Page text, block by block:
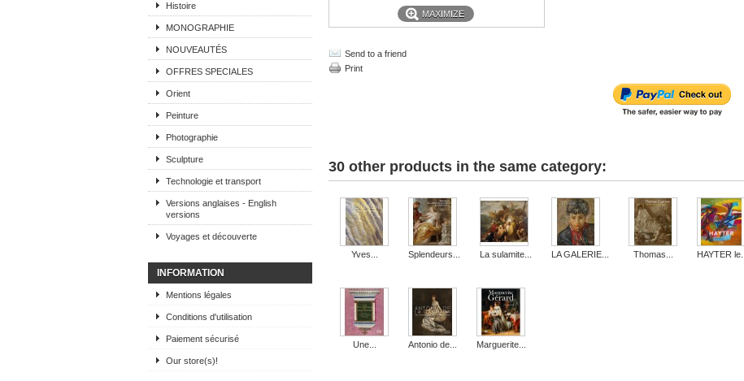
Histoire
MONOGRAPHIE
NOUVEAUTÉS
OFFRES SPECIALES
Orient
Peinture
Photographie
Sculpture
Technologie et transport
Versions anglaises - English
versions
Voyages et découverte
INFORMATION
Mentions légales
Conditions d'utilisation
Paiement sécurisé
Our store(s)!
MAXIMIZE
Send to a friend
Print
30 other products in the same category:
Yves... Splendeurs... La sulamite... LA GALERIE... Thomas... HAYTER le...
Une... Antonio de... Marguerite...